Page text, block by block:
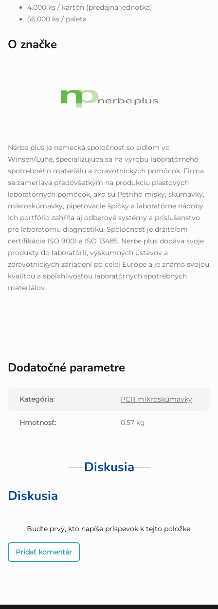
4.000 ks / kartón (predajná jednotka)
56.000 ks / paleta
O značke
Nerbe plus je nemecká spoločnosť so sídlom vo
Winsen/Luhe, špecializujúca sa na výrobu laboratórneho
spotrebného materiálu a zdravotníckych pomôcok. Firma
sa zameriava predovšetkým na produkciu plastových
laboratórnych pomôcok, ako sú Petriho misky, skúmavky,
mikroskúmavky, pipetovacie špičky a laboratórne nádoby.
Ich portfólio zahŕňa aj odberové systémy a príslušenstvo
pre laboratórnu diagnostiku. Spoločnosť je držiteľom
certifikácie ISO 9001 a ISO 13485. Nerbe plus dodáva svoje
produkty do laboratórií, výskumných ústavov a
zdravotníckych zariadení po celej Európe a je známa svojou
kvalitou a spoľahlivosťou laboratórnych spotrebných
materiálov.
Dodatočné parametre
Kategória: PCR mikroskúmavky
Hmotnosť: 0.57 kg
Diskusia
Diskusia
Buďte prvý, kto napíše príspevok k tejto položke.
Pridať komentár